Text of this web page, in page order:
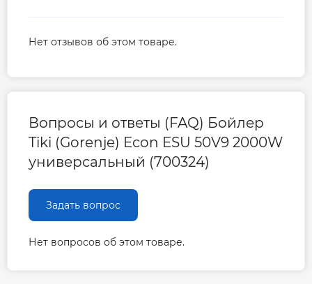
Нет отзывов об этом товаре.
Вопросы и ответы (FAQ) Бойлер
Tiki (Gorenje) Econ ESU 50V9 2000W
универсальный (700324)
Задать вопрос
Нет вопросов об этом товаре.